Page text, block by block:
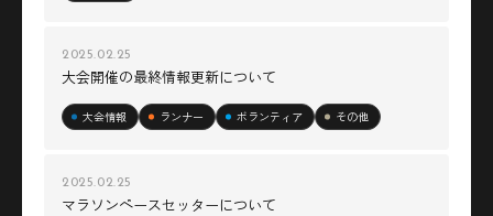
2025.02.25
大会開催の最終情報更新について
大会情報 ランナー ボランティア その他
2025.02.25
マラソンペースセッターについて